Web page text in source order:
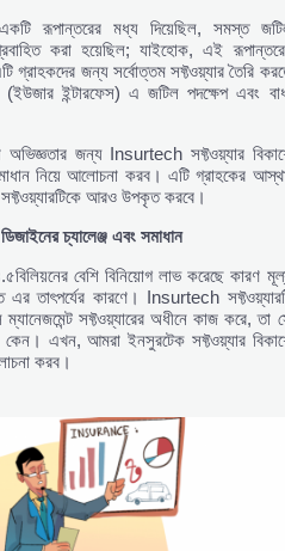
রূপান্তরের মধ্য দিয়েছিল, সমস্ত
করা হয়েছিল; যাইহোক, এই
গ্রাহকদের জন্য সর্বোত্তম সফ্টওয়্যার তৈরি
ইন্টারফেস) এ জটিল পদক্ষেপ এবং
অভিজ্ঞতার জন্য Insurtech সফ্টওয়্যার
নিয়ে আলোচনা করব। এটি গ্রাহকের
আরও উপকৃত করবে।
ডিজাইনেরচ্যালেঞ্জ এবং সমাধান
বেশি বিনিয়োগ লাভ করেছে কারণ
এর তাৎপর্যের কারণে। Insurtech
সফ্টওয়্যারের অধীনে কাজ করে, তা
কেন। এখন, আমরা ইনসুরটেক সফ্টওয়্যার
করব।